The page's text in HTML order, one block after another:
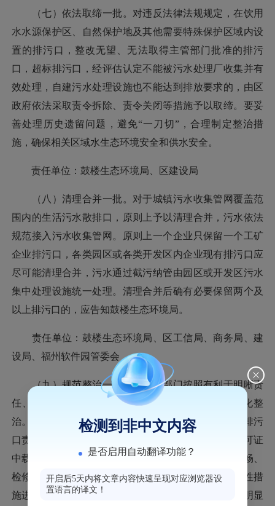
（七）依法取缔一批。对违反法律法规规定，在饮用
水水源保护区、自然保护地及其他需要特殊保护区域内设
置的排污口，整改无望、无法取得主管部门批准的排污
口，超标排污口，经评估认定不能被污水处理厂收集并有
效处理，自建污水处理设施也不能达到排放要求的，由区
政府依法采取责令拆除、责令关闭等措施予以取缔。要妥
善处理历史遗留问题，避免“一刀切”，合理制定整治措
施，确保相关区域水生态环境安全和供水安全。
责任单位：鼓楼生态环境局、区建设局
（八）清理合并一批。对于城镇污水收集管网覆盖范
围内的生活污水散排口，原则上予以清理合并，污水依法
规范接入污水收集管网。原则上一个企业只保留一个工矿
企业排污口，各类园区或各类开发区内企业现有排污口应
尽可能清理合并，污水通过截污纳管由园区或开发区污水
集中处理设施统一处理。清理合并后确有必要保留两个及
以上排污口的，应告知鼓楼生态环境局。
责任单位：鼓楼生态环境局、区工信局、商务局、建
设局、福州软件园管委会
（九）规范整治一批。各责任部门按照有利于明晰责
任、维护管理、加强监督的要求，开展排污口规范化整
治。对确需多个排污单位共用一个排污口的，要督促排污
口责任主体和各排污单位分清责任，并在企业排污许可证
中载明。对存在布局不合理、设施老化破损、排水不畅、
检修维护难等问题的排污口和排污管线，应采取针对性措
施进行整治。排污口设置应当符合相关规范要求并在明显
检测到非中文内容
是否启用自动翻译功能？
开启后5天内将文章内容快速呈现对应浏览器设
置语言的译文！